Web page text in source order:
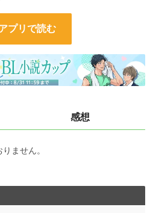
作品に飛べます）
212993114
448060177
プリで読む
感想
ません。